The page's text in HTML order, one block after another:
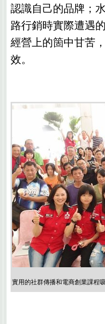
認識自己的品牌；
路行銷時實際遭遇
經營上的箇中甘苦
效。
實用的社群傳播和電商創業課程